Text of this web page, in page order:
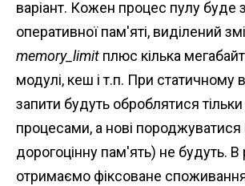
варіант. Кожен процес пулу буде
оперативної пам'яті, виділений
memory_limit плюс кілька
модулі, кеш і т.п. При статичному
запити будуть оброблятися
процесами, а нові породжуватися
дорогоцінну пам'ять) не будуть. В
отримаємо фіксоване